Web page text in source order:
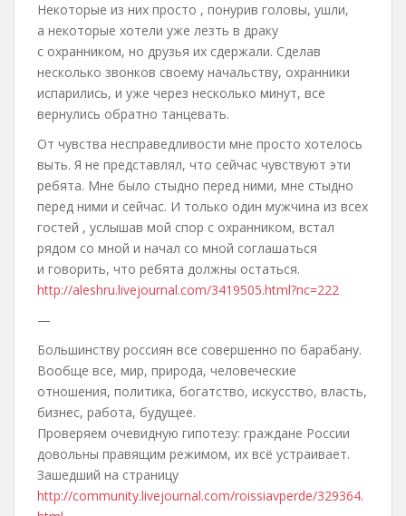
Некоторые из них просто , понурив головы, ушли,
а некоторые хотели уже лезть в драку
с охранником, но друзья их сдержали. Сделав
несколько звонков своему начальству, охранники
испарились, и уже через несколько минут, все
вернулись обратно танцевать.
От чувства несправедливости мне просто хотелось
выть. Я не представлял, что сейчас чувствуют эти
ребята. Мне было стыдно перед ними, мне стыдно
перед ними и сейчас. И только один мужчина из всех
гостей , услышав мой спор с охранником, встал
рядом со мной и начал со мной соглашаться
и говорить, что ребята должны остаться.
http://aleshru.livejournal.com/3419505.html?nc=222
—
Большинству россиян все совершенно по барабану.
Вообще все, мир, природа, человеческие
отношения, политика, богатство, искусство, власть,
бизнес, работа, будущее.
Проверяем очевидную гипотезу: граждане России
довольны правящим режимом, их всё устраивает.
Зашедший на страницу
http://community.livejournal.com/roissiavperde/329364.